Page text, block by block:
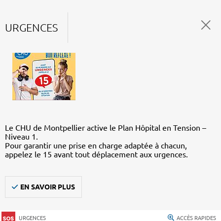
URGENCES
Le CHU de Montpellier active le Plan Hôpital en Tension –
Niveau 1.
Pour garantir une prise en charge adaptée à chacun,
appelez le 15 avant tout déplacement aux urgences.
EN SAVOIR PLUS
URGENCES ACCÈS RAPIDES